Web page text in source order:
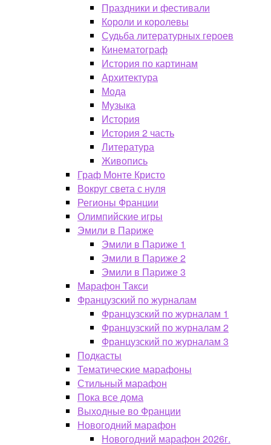
Праздники и фестивали
Короли и королевы
Судьба литературных героев
Кинематограф
История по картинам
Архитектура
Мода
Музыка
История
История 2 часть
Литература
Живопись
Граф Монте Кристо
Вокруг света с нуля
Регионы Франции
Олимпийские игры
Эмили в Париже
Эмили в Париже 1
Эмили в Париже 2
Эмили в Париже 3
Марафон Такси
Французский по журналам
Французский по журналам 1
Французский по журналам 2
Французский по журналам 3
Подкасты
Тематические марафоны
Стильный марафон
Пока все дома
Выходные во Франции
Новогодний марафон
Новогодний марафон 2026г.